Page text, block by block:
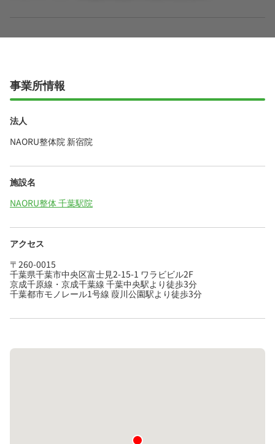
事業所情報
法人
NAORU整体院 新宿院
施設名
NAORU整体 千葉駅院
アクセス
〒260-0015
千葉県千葉市中央区富士見2-15-1 ワラビビル2F
京成千原線・京成千葉線 千葉中央駅より徒歩3分
千葉都市モノレール1号線 葭川公園駅より徒歩3分